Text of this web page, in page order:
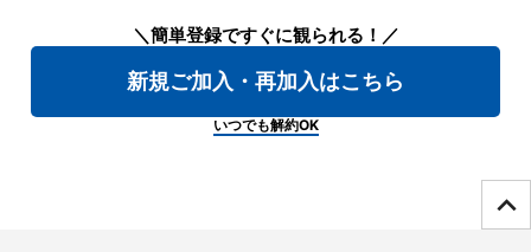
＼簡単登録ですぐに観られる！／
新規ご加入・再加入はこちら
いつでも解約OK